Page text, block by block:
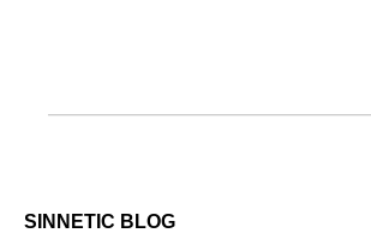
SINNETIC BLOG